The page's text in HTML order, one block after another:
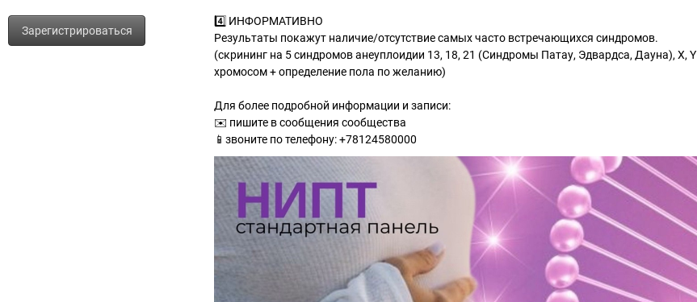
Зарегистрироваться
4️⃣ ИНФОРМАТИВНО
Результаты покажут наличие/отсутствие самых часто встречающихся синдромов.
(скрининг на 5 синдромов анеуплоидии 13, 18, 21 (Синдромы Патау, Эдвардса, Дауна), X, Y
хромосом + определение пола по желанию)
Для более подробной информации и записи:
✉️ пишите в сообщения сообщества
📱звоните по телефону: +78124580000